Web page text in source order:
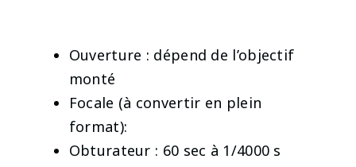
Ouverture : dépend de l’objectif
monté
Focale (à convertir en plein
format):
Obturateur : 60 sec à 1/4000 s